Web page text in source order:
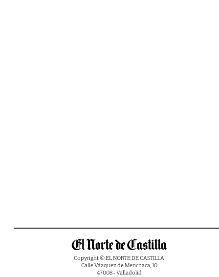
Copyright © EL NORTE DE CASTILLA
Calle Vázquez de Menchaca, 10
47008 - Valladolid